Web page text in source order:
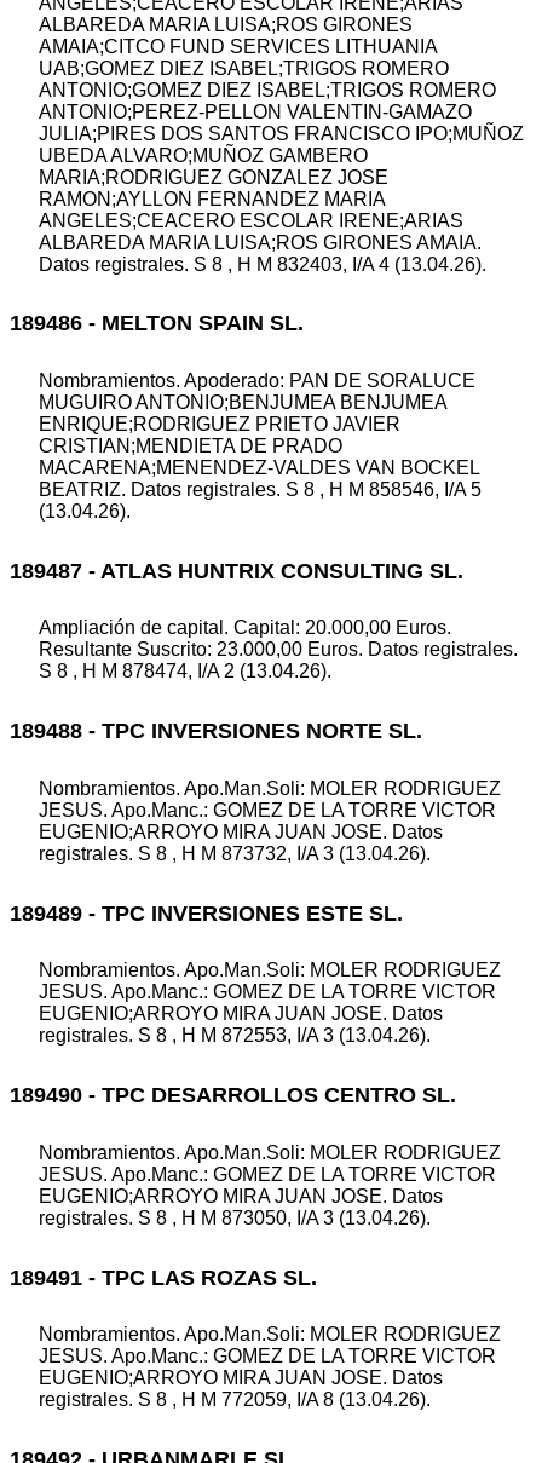
ALBAREDA MARIA LUISA;ROS GIRONES
AMAIA;CITCO FUND SERVICES LITHUANIA
UAB;GOMEZ DIEZ ISABEL;TRIGOS ROMERO
ANTONIO;GOMEZ DIEZ ISABEL;TRIGOS ROMERO
ANTONIO;PEREZ-PELLON VALENTIN-GAMAZO
JULIA;PIRES DOS SANTOS FRANCISCO IPO;MUÑOZ
UBEDA ALVARO;MUÑOZ GAMBERO
MARIA;RODRIGUEZ GONZALEZ JOSE
RAMON;AYLLON FERNANDEZ MARIA
ANGELES;CEACERO ESCOLAR IRENE;ARIAS
ALBAREDA MARIA LUISA;ROS GIRONES AMAIA.
Datos registrales. S 8 , H M 832403, I/A 4 (13.04.26).
189486 - MELTON SPAIN SL.
Nombramientos. Apoderado: PAN DE SORALUCE
MUGUIRO ANTONIO;BENJUMEA BENJUMEA
ENRIQUE;RODRIGUEZ PRIETO JAVIER
CRISTIAN;MENDIETA DE PRADO
MACARENA;MENENDEZ-VALDES VAN BOCKEL
BEATRIZ. Datos registrales. S 8 , H M 858546, I/A 5
(13.04.26).
189487 - ATLAS HUNTRIX CONSULTING SL.
Ampliación de capital. Capital: 20.000,00 Euros.
Resultante Suscrito: 23.000,00 Euros. Datos registrales.
S 8 , H M 878474, I/A 2 (13.04.26).
189488 - TPC INVERSIONES NORTE SL.
Nombramientos. Apo.Man.Soli: MOLER RODRIGUEZ
JESUS. Apo.Manc.: GOMEZ DE LA TORRE VICTOR
EUGENIO;ARROYO MIRA JUAN JOSE. Datos
registrales. S 8 , H M 873732, I/A 3 (13.04.26).
189489 - TPC INVERSIONES ESTE SL.
Nombramientos. Apo.Man.Soli: MOLER RODRIGUEZ
JESUS. Apo.Manc.: GOMEZ DE LA TORRE VICTOR
EUGENIO;ARROYO MIRA JUAN JOSE. Datos
registrales. S 8 , H M 872553, I/A 3 (13.04.26).
189490 - TPC DESARROLLOS CENTRO SL.
Nombramientos. Apo.Man.Soli: MOLER RODRIGUEZ
JESUS. Apo.Manc.: GOMEZ DE LA TORRE VICTOR
EUGENIO;ARROYO MIRA JUAN JOSE. Datos
registrales. S 8 , H M 873050, I/A 3 (13.04.26).
189491 - TPC LAS ROZAS SL.
Nombramientos. Apo.Man.Soli: MOLER RODRIGUEZ
JESUS. Apo.Manc.: GOMEZ DE LA TORRE VICTOR
EUGENIO;ARROYO MIRA JUAN JOSE. Datos
registrales. S 8 , H M 772059, I/A 8 (13.04.26).